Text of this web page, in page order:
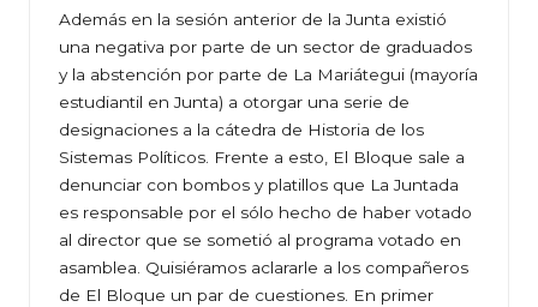
Además en la sesión anterior de la Junta existió
una negativa por parte de un sector de graduados
y la abstención por parte de La Mariátegui (mayoría
estudiantil en Junta) a otorgar una serie de
designaciones a la cátedra de Historia de los
Sistemas Políticos. Frente a esto, El Bloque sale a
denunciar con bombos y platillos que La Juntada
es responsable por el sólo hecho de haber votado
al director que se sometió al programa votado en
asamblea. Quisiéramos aclararle a los compañeros
de El Bloque un par de cuestiones. En primer